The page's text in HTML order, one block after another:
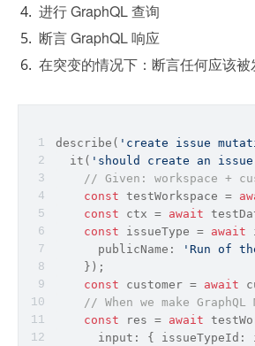
进行 GraphQL 查询
断言 GraphQL 响应
在突变的情况下：断言任何应该
describe( 'create issue
  it(
'should create an
// Given: workspace +
const testWorkspace =
const ctx = await
const issueType = await
      publicName:
'Run of
    });
const customer = await
// When we make
const res = await
input : { issueTypeId: